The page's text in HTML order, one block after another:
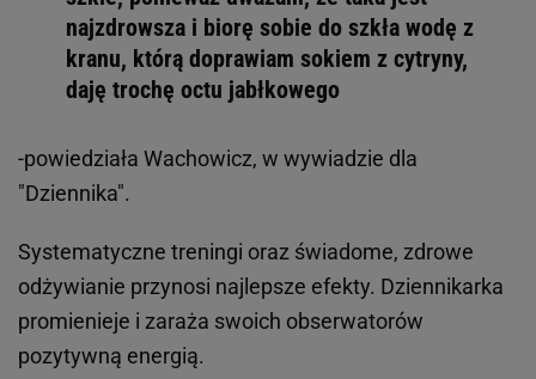
najzdrowsza i biorę sobie do szkła wodę z
kranu, którą doprawiam sokiem z cytryny,
daję trochę octu jabłkowego
-powiedziała Wachowicz, w wywiadzie dla
"Dziennika".
Systematyczne treningi oraz świadome, zdrowe
odżywianie przynosi najlepsze efekty. Dziennikarka
promienieje i zaraża swoich obserwatorów
pozytywną energią.